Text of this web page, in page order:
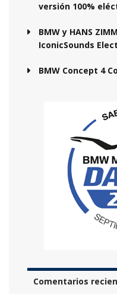
versión 100%
BMW y HANS
IconicSounds
BMW Concept 4
Comentarios